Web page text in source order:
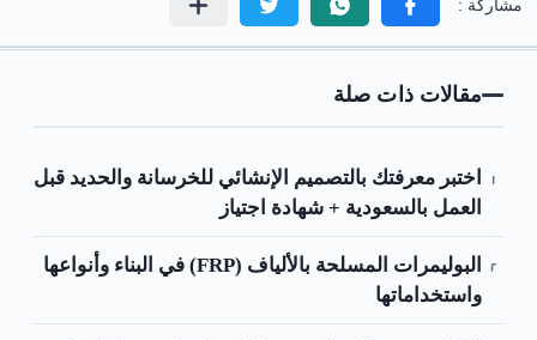
مقالات ذات صلة
اختبر معرفتك بالتصميم الإنشائي للخرسانة والحديد قبل
العمل بالسعودية + شهادة اجتياز
البوليمرات المسلحة بالألياف (FRP) في البناء وأنواعها
واستخداماتها